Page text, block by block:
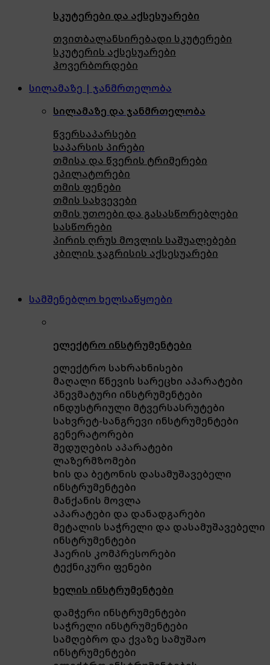
სკუტერები და აქსესუარები
თვითბალანსირებადი სკუტერები
სკუტერის აქსესუარები
ჰოვერბორდები
სილამაზე | ჯანმრთელობა
სილამაზე და ჯანმრთელობა
წვერსაპარსები
საპარსის პირები
თმისა და წვერის ტრიმერები
ეპილატორები
თმის ფენები
თმის სახვევები
თმის უთოები და გასასწორებლები
სასწორები
პირის ღრუს მოვლის საშუალებები
კბილის ჯაგრისის აქსესუარები
სამშენებლო ხელსაწყოები
ელექტრო ინსტრუმენტები
ელექტრო სახრახნისები
მაღალი წნევის სარეცხი აპარატები
პნევმატური ინსტრუმენტები
ინდუსტრიული მტვერსასრუტები
სახვრეტ-სანგრევი ინსტრუმენტები
გენერატორები
შედუღების აპარატები
ლაზერმზომები
ხის და ბეტონის დასამუშავებელი
ინსტრუმენტები
მანქანის მოვლა
აპარატები და დანადგარები
მეტალის საჭრელი და დასამუშავებელი
ინსტრუმენტები
ჰაერის კომპრესორები
ტექნიკური ფენები
ხელის ინსტრუმენტები
დამჭერი ინსტრუმენტები
საჭრელი ინსტრუმენტები
სამღებრო და ქვაზე სამუშაო
ინსტრუმენტები